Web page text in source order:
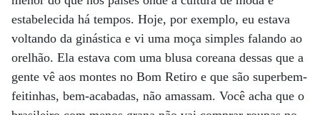
estabelecida há tempos. Hoje, por exemplo, eu estava
voltando da ginástica e vi uma moça simples falando ao
orelhão. Ela estava com uma blusa coreana dessas que a
gente vê aos montes no Bom Retiro e que são superbem-
feitinhas, bem-acabadas, não amassam. Você acha que o